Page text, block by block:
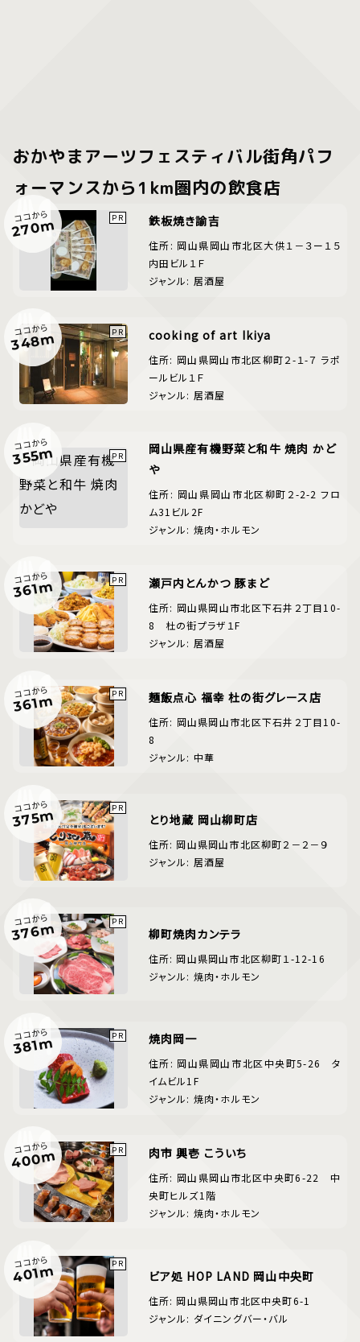
おかやまアーツフェスティバル街角パフ
ォーマンスから1km圏内の飲食店
ココから
270m 鉄板焼き諭吉
住所: 岡山県岡山市北区大供１－３ー１５
内田ビル１Ｆ
ジャンル: 居酒屋
ココから
348m cooking of art Ikiya
住所: 岡山県岡山市北区柳町２-１-７ ラポ
ールビル１Ｆ
ジャンル: 居酒屋
ココから
355m
岡山県産有機野菜と和牛 焼肉 かど
や
住所: 岡山県岡山市北区柳町２-2-2 フロ
ム31ビル2F
ジャンル: 焼肉・ホルモン
ココから
361m 瀬戸内とんかつ 豚まど
住所: 岡山県岡山市北区下石井２丁目10-
8 杜の街プラザ１F
ジャンル: 居酒屋
ココから
361m 麺飯点心 福幸 杜の街グレース店
住所: 岡山県岡山市北区下石井２丁目10-
8
ジャンル: 中華
ココから
375m とり地蔵 岡山柳町店
住所: 岡山県岡山市北区柳町２－２－９
ジャンル: 居酒屋
ココから
376m 柳町焼肉カンテラ
住所: 岡山県岡山市北区柳町１-12-16
ジャンル: 焼肉・ホルモン
ココから
381m 焼肉岡一
住所: 岡山県岡山市北区中央町5-26 タ
イムビル1F
ジャンル: 焼肉・ホルモン
ココから
400m 肉市 興壱 こういち
住所: 岡山県岡山市北区中央町6-22 中
央町ヒルズ1階
ジャンル: 焼肉・ホルモン
ココから
401m ビア処 HOP LAND 岡山中央町
住所: 岡山県岡山市北区中央町6-1
ジャンル: ダイニングバー・バル